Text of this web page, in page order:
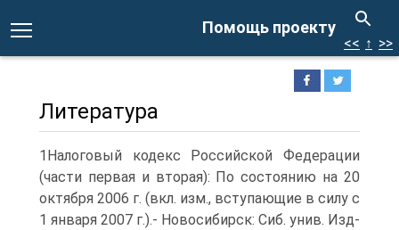
Помощь проекту
<< ↑ >>
Литература
1Налоговый кодекс Российской Федерации
(части первая и вторая): По состоянию на 20
октября 2006 г. (вкл. изм., вступающие в силу с
1 января 2007 г.).- Новосибирск: Сиб. унив. Изд-